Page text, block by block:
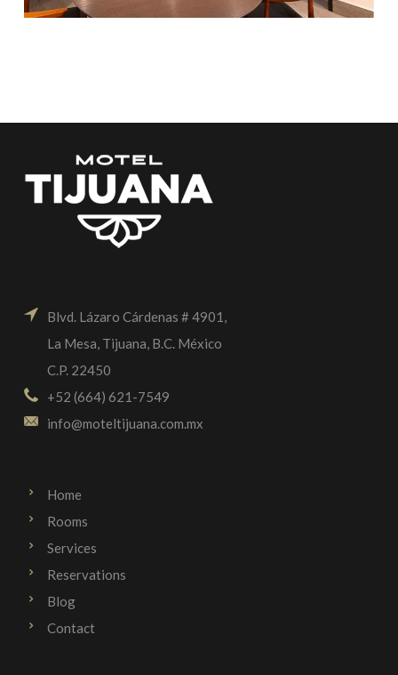
Blvd. Lázaro Cárdenas # 4901,
La Mesa, Tijuana, B.C. México
C.P. 22450
+52 (664) 621-7549
info@moteltijuana.com.mx
Home
Rooms
Services
Reservations
Blog
Contact